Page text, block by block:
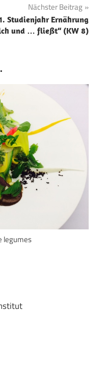
Nächster Beitrag
Studienjahr Ernährung
und … fließt“ (KW 8)
legumes